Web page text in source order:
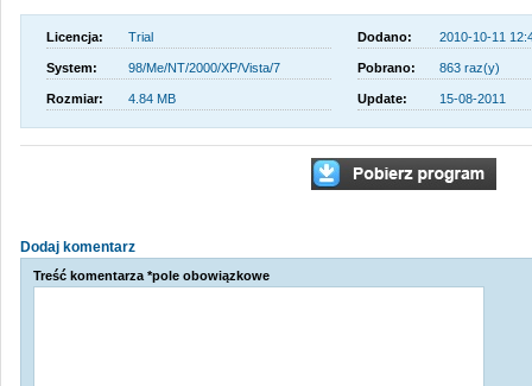
Licencja: Trial Dodano: 2010-10-11
System: 98/Me/NT/2000/XP/Vista/7 Pobrano: 863 raz(y)
Rozmiar: 4.84 MB Update: 15-08-2011
Dodaj komentarz
Treść komentarza *pole obowiązkowe